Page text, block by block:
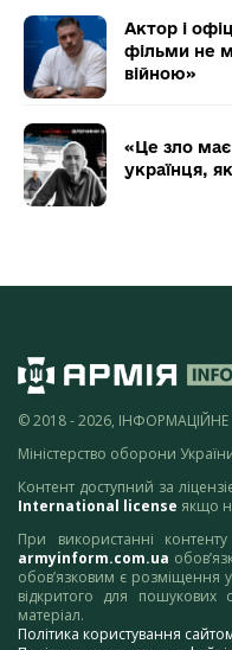
Актор і
фільми не
війною»
«Це зло
українця,
© 2018 - 2026,
Міністерство оборони
Контент доступний за
International license якщо
При використанні
armyinform.com.ua
обов’язковим є розміщення
відкритого для пошукових
матеріал.
Політика користування